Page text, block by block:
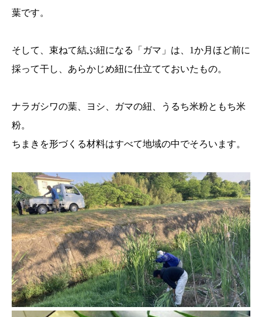
葉です。
そして、束ねて結ぶ紐になる「ガマ」は、1か月ほど前に
採って干し、あらかじめ紐に仕立てておいたもの。
ナラガシワの葉、ヨシ、ガマの紐、うるち米粉ともち米
粉。
ちまきを形づくる材料はすべて地域の中でそろいます。